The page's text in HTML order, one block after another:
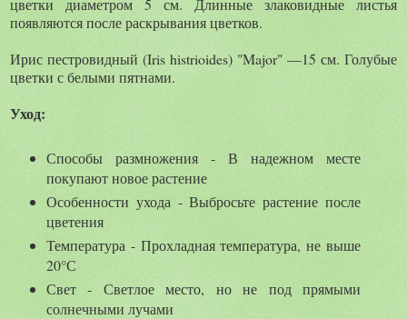
цветки диаметром 5 см. Длинные злаковидные листья
появляются после раскрывания цветков.
Ирис пестровидный (Iris histrioides) "Major" —15 см. Голубые
цветки с белыми пятнами.
Уход:
Способы размножения - В надежном месте
покупают новое растение
Особенности ухода - Выбросьте растение после
цветения
Температура - Прохладная температура, не выше
20°С
Свет - Светлое место, но не под прямыми
солнечными лучами